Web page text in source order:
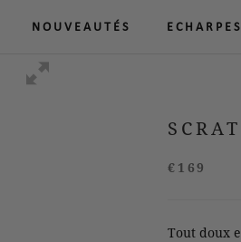
NOUVEAUTÉS
NOUVEAUTÉS ECHARPES
ECHARPES
€169
Tout doux